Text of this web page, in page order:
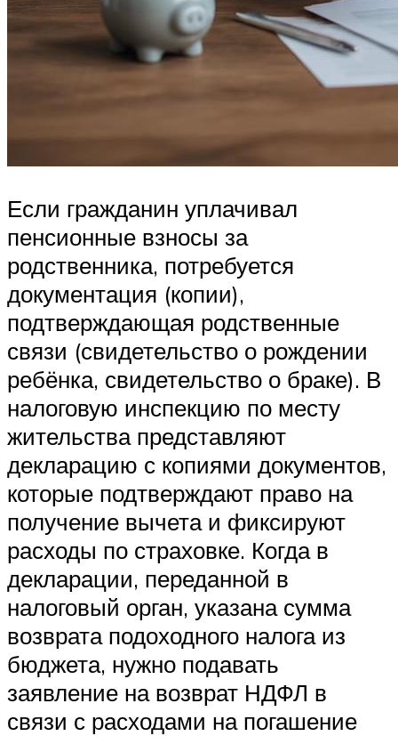
Если гражданин уплачивал
пенсионные взносы за
родственника, потребуется
документация (копии),
подтверждающая родственные
связи (свидетельство о рождении
ребёнка, свидетельство о браке). В
налоговую инспекцию по месту
жительства представляют
декларацию с копиями документов,
которые подтверждают право на
получение вычета и фиксируют
расходы по страховке. Когда в
декларации, переданной в
налоговый орган, указана сумма
возврата подоходного налога из
бюджета, нужно подавать
заявление на возврат НДФЛ в
связи с расходами на погашение